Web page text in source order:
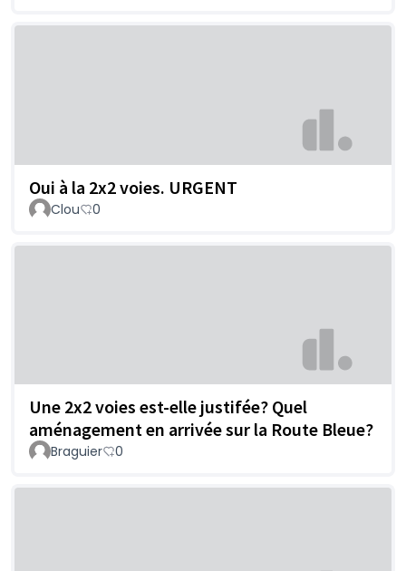
Oui à la 2x2 voies. URGENT
Clou 0
Une 2x2 voies est-elle justifée? Quel
aménagement en arrivée sur la Route Bleue?
Braguier 0